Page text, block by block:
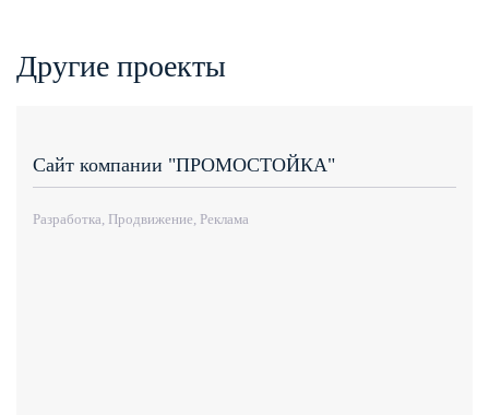
Другие проекты
Сайт компании "ПРОМОСТОЙКА"
Разработка, Продвижение, Реклама